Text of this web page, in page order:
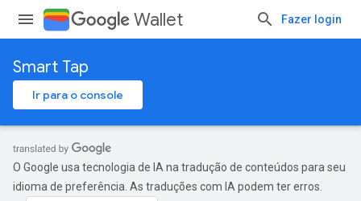
Wallet Fazer login
Smart Tap
Ir para o console
O Google usa tecnologia de IA na tradução de conteúdos para seu
idioma de preferência. As traduções com IA podem ter erros.